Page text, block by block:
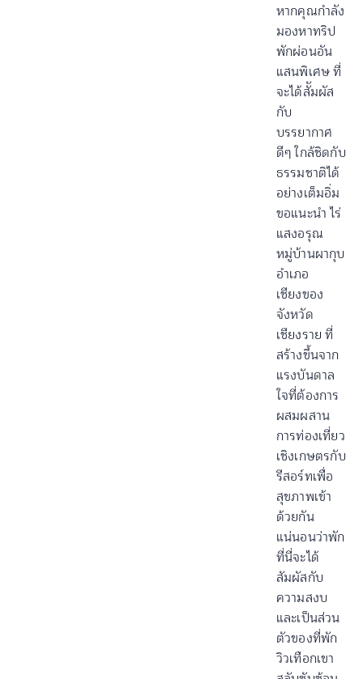
หากคุณกำลัง
มองหาทริป
พักผ่อนอัน
แสนพิเศษ ที่
จะได้สััมผัส
กับ
บรรยากาศ
ดีๆ ใกล้ชิดกับ
ธรรมชาติได้
อย่างเต็มอิ่ม
ขอแนะนำ ไร่
แสงอรุณ
หมู่บ้านผากุบ
อำเภอ
เชียงของ
จังหวัด
เชียงราย ที่
สร้างขึ้นจาก
แรงบันดาล
ใจที่ต้องการ
ผสมผสาน
การท่องเที่ยว
เชิงเกษตรกับ
รีสอร์ทเพื่อ
สุขภาพเข้า
ด้วยกัน
แน่นอนว่าพัก
ที่นี่จะได้
สัมผัสกับ
ความสงบ
และเป็นส่วน
ตัวของที่พัก
วิวเทือกเขา